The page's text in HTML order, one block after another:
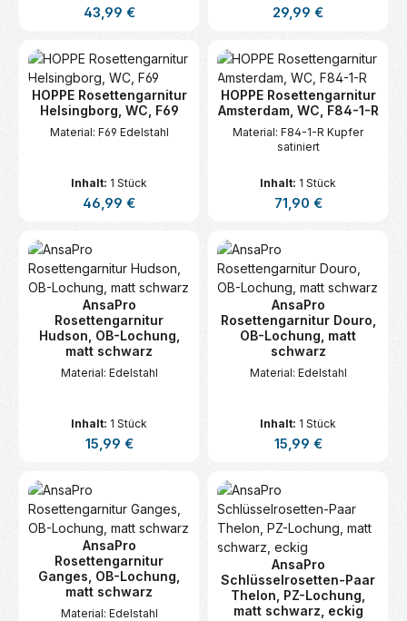
Regulärer Preis:
43,99 € Regulärer Preis:
29,99 €
HOPPE Rosettengarnitur
Helsingborg, WC, F69
Material: F69 Edelstahl
Inhalt: 1 Stück
Regulärer Preis:
46,99 €
HOPPE Rosettengarnitur
Amsterdam, WC, F84-1-R
Material: F84-1-R Kupfer
satiniert
Inhalt: 1 Stück
Regulärer Preis:
71,90 €
AnsaPro
Rosettengarnitur
Hudson, OB-Lochung,
matt schwarz
Material: Edelstahl
Inhalt: 1 Stück
Regulärer Preis:
15,99 €
AnsaPro
Rosettengarnitur Douro,
OB-Lochung, matt
schwarz
Material: Edelstahl
Inhalt: 1 Stück
Regulärer Preis:
15,99 €
AnsaPro
Rosettengarnitur
Ganges, OB-Lochung,
matt schwarz
Material: Edelstahl
AnsaPro
Schlüsselrosetten-Paar
Thelon, PZ-Lochung,
matt schwarz, eckig